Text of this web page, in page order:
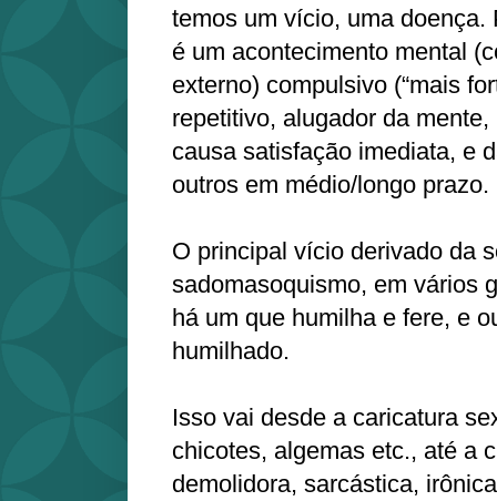
temos um vício, uma
é um acontecimento mental
externo) compulsivo (“mais
repetitivo, alugador da
causa satisfação imediata, e
outros em médio/longo prazo.
O principal vício derivado da
sadomasoquismo, em vários
há um que humilha e fere, e
humilhado.
Isso vai desde a caricatura
chicotes, algemas etc., até a
demolidora, sarcástica,